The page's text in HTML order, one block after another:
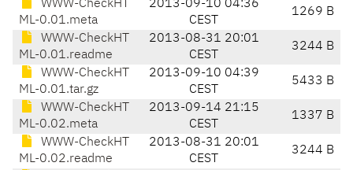
WWW-CheckHT
ML-0.01.meta
2013-09-10 04:36
CEST
1269 B
WWW-CheckHT
ML-0.01.readme
2013-08-31 20:01
CEST
3244 B
WWW-CheckHT
ML-0.01.tar.gz
2013-09-10 04:39
CEST
5433 B
WWW-CheckHT
ML-0.02.meta
2013-09-14 21:15
CEST
1337 B
WWW-CheckHT
ML-0.02.readme
2013-08-31 20:01
CEST
3244 B